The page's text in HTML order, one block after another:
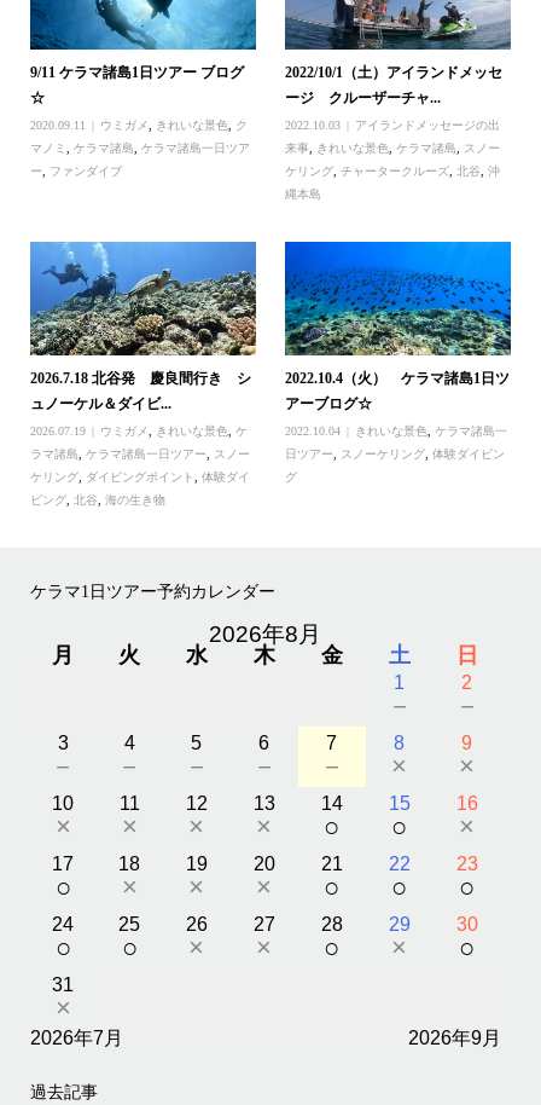
9/11 ケラマ諸島1日ツアー ブログ
☆
2020.09.11 ウミガメ, きれいな景色, ク
マノミ , ケラマ諸島, ケラマ諸島一日ツア
ー, ファンダイブ
2022/10/1（土）アイランドメッセ
ージ クルーザーチャ...
2022.10.03
アイランドメッセージの出
来事, きれいな景色,ケラマ諸島, スノー
ケリング,チャータークルーズ,北谷,沖
縄本島
2026.7.18 北谷発 慶良間行き シ
ュノーケル＆ダイビ...
2026.07.19 ウミガメ きれいな景色
ケ
ラマ諸島
ケラマ諸島一日ツアー
スノー
ケリング, ダイビングポイント
体験ダイ
ビング, 北谷, 海の生き物
2022.10.4（火） ケラマ諸島1日ツ
アーブログ☆
2022.10.04 きれいな景色 ,ケラマ諸島一
日ツアー
スノーケリング ,体験ダイビン
グ
ケラマ1日ツアー予約カレンダー
2026年8月
月 火 水 木 金 土 日
1
－
2
－
3
－
4
－
5
－
6
－
7
－
8
×
9
×
10
×
11
×
12
×
13
×
14
○
15
○
16
×
17
○
18
×
19
×
20
×
21
○
22
○
23
○
24
○
25
○
26
×
27
×
28
○
29
×
30
○
31
×
2026年7月 2026年9月
過去記事